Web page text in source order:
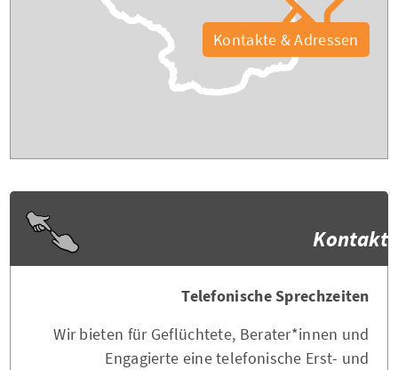
Kontakte & Adressen
Kontakt
Telefonische Sprechzeiten
Wir bieten für Geflüchtete, Berater*innen und
Engagierte eine telefonische Erst- und